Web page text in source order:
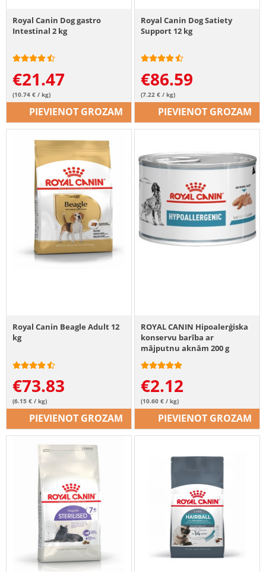
Royal Canin Dog gastro
Intestinal 2 kg
€21.47
(10.74 € / kg)
PIEVIENOT GROZAM
Royal Canin Dog Satiety
Support 12 kg
€86.59
(7.22 € / kg)
PIEVIENOT GROZAM
Royal Canin Beagle Adult 12
kg
€73.83
(6.15 € / kg)
PIEVIENOT GROZAM
ROYAL CANIN Hipoalerģiska
konservu barība ar
mājputnu aknām 200 g
€2.12
(10.60 € / kg)
PIEVIENOT GROZAM